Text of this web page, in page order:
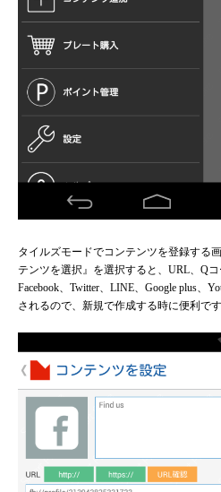
タイルズモードでコンテンツを登録する
テンツを選択』を選択すると、URL、Q
Facebook、Twitter、LINE、Google plus、
されるので、新規で作成する時に便利です